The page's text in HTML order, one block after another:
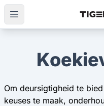
Om deursigtigheid te
keuses te maak,